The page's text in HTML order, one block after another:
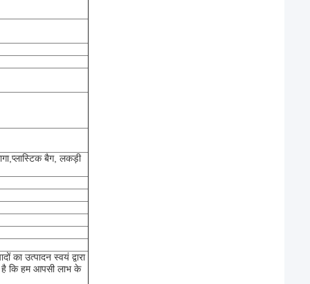
बैग, लकड़ी
का उत्पादन स्वयं द्वारा
है कि हम आपसी लाभ के